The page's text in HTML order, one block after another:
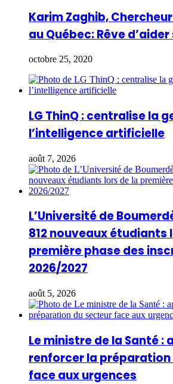
Karim Zaghib,
au Québec: Rêve
octobre 25, 2020
LG ThinQ : centralise la
l’intelligence artificielle
août 7, 2026
L’Université de
812 nouveaux étudiants
première phase des
2026/2027
août 5, 2026
Le ministre de la Santé :
renforcer la
face aux urgences